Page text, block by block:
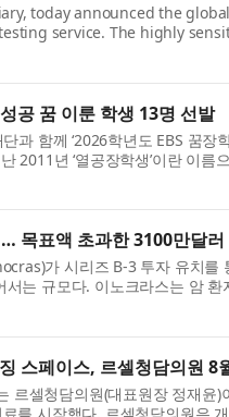
today announced the
service. The highly
researchers, ...
공 꿈 이룬 학생 13명 선발
과 함께 ‘2026학년도 EBS 꿈장
년 ‘열공장학생’이란 이름
다. 선발 ...
목표액 초과한 3100만달러
가 시리즈 B-3 투자 유치를
는 규모다. 이노크라스는 암
과 치료 결...
스페이스, 르셀청담의원 8
르셀청담의원(대표원장 정재윤
를 시작했다. 르셀청담의원은